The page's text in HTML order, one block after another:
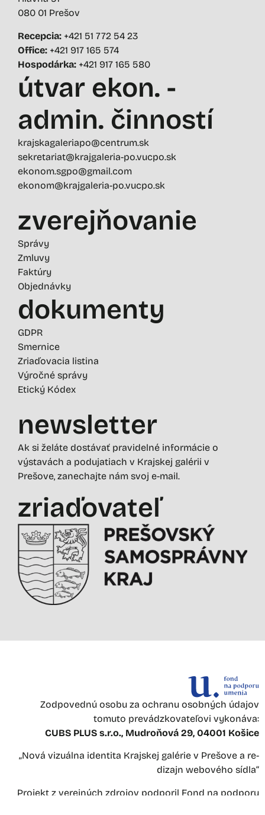
080 01 Prešov
Recepcia: +421 51 772 54 23
Office: +421 917 165 574
Hospodárka: +421 917 165 580
útvar ekon. -
admin. činností
krajskagaleriapo@centrum.sk
sekretariat@krajgaleria-po.vucpo.sk
ekonom.sgpo@gmail.com
ekonom@krajgaleria-po.vucpo.sk
zverejňovanie
Správy
Zmluvy
Faktúry
Objednávky
dokumenty
GDPR
Smernice
Zriaďovacia listina
Výročné správy
Etický Kódex
newsletter
Ak si želáte dostávať pravidelné informácie o
výstavách a podujatiach v Krajskej galérii v
Prešove, zanechajte nám svoj e-mail.
zriaďovateľ
Zodpovednú osobu za ochranu osobných údajov
tomuto prevádzkovateľovi vykonáva:
CUBS PLUS s.r.o., Mudroňová 29, 04001 Košice
„Nová vizuálna identita Krajskej galérie v Prešove a re-
dizajn webového sídla“
Projekt z verejných zdrojov podporil Fond na podporu